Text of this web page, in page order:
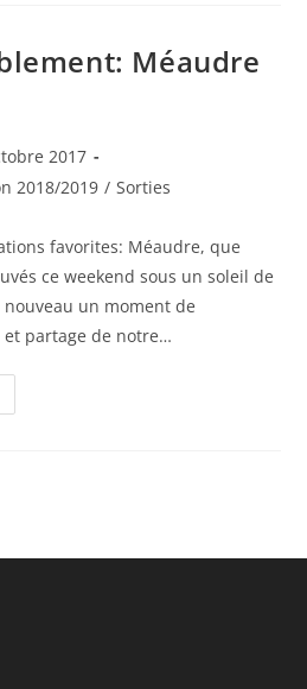
Méaudre
:
2017
2018/2019 / Sorties
favorites: Méaudre, que
ce weekend sous un soleil de
un moment de
partage de notre…